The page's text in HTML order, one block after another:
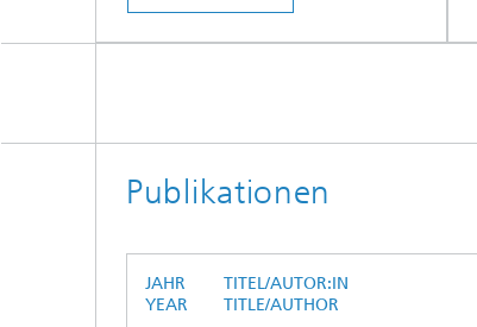
Publikationen
JAHR
YEAR
TITEL/AUTOR:IN
TITLE/AUTHOR